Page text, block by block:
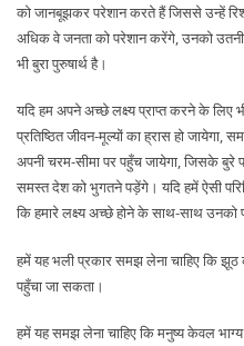
को जानबूझकर परेशान करते हैं जिससे उन्हें
अधिक वे जनता को परेशान करेंगे, उनको उतनी
भी बुरा पुरुषार्थ है।
यदि हम अपने अच्छे लक्ष्य प्राप्त करने के लिए
प्रतिष्ठित जीवन-मूल्यों का ह्रास हो जायेगा,
अपनी चरम-सीमा पर पहुँच जायेगा, जिसके बुरे
समस्त देश को भुगतने पड़ेंगे। यदि हमें ऐसी
कि हमारे लक्ष्य अच्छे होने के साथ-साथ उनको
हमें यह भली प्रकार समझ लेना चाहिए कि झूठ
पहुँचा जा सकता।
हमें यह समझ लेना चाहिए कि मनुष्य केवल